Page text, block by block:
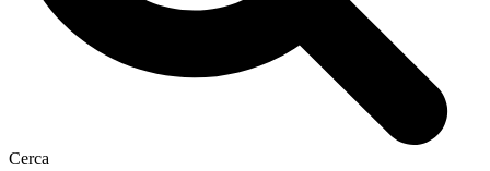
Cerca